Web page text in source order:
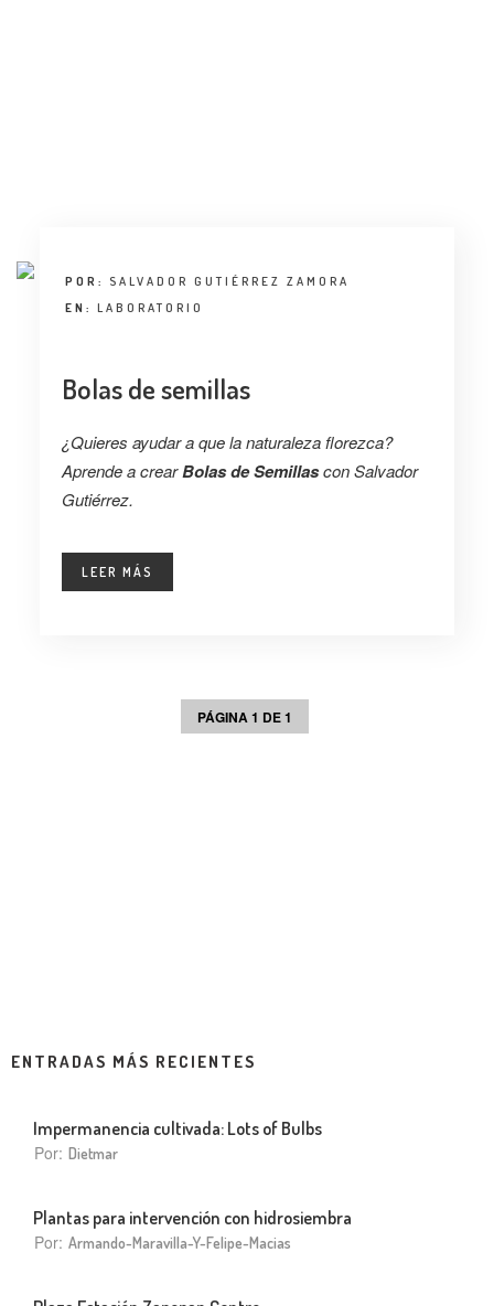
CONSEJO HONORÍFICO
POR: SALVADOR GUTIÉRREZ ZAMORA
EN: LABORATORIO
Bolas de semillas
¿Quieres ayudar a que la naturaleza florezca?
Aprende a crearBolas de Semillascon Salvador
Gutiérrez.
LEER MÁS
PÁGINA 1 DE 1
ENTRADAS MÁS RECIENTES
Impermanencia cultivada: Lots of Bulbs
Por: Dietmar
Plantas para intervención con hidrosiembra
Por: Armando-Maravilla-Y-Felipe-Macias